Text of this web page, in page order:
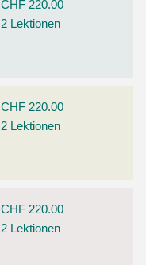
CHF 220.00
2 Lektionen
CHF 220.00
2 Lektionen
CHF 220.00
2 Lektionen